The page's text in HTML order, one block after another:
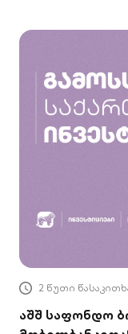
2 წუთი
აშშ საფონდო